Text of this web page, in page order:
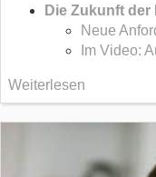
Die Zukunft
Neue
Im Video:
Weiterlesen